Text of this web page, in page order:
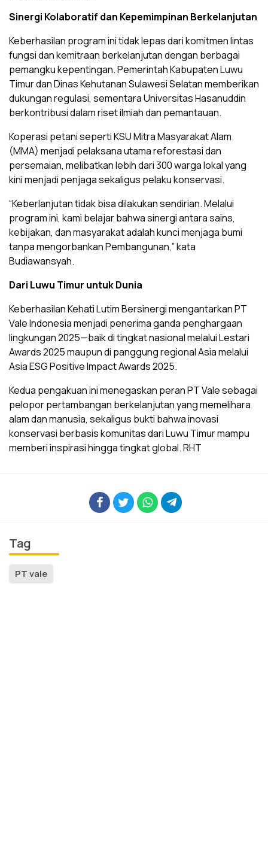
Sinergi Kolaboratif dan Kepemimpinan Berkelanjutan
Keberhasilan program ini tidak lepas dari komitmen lintas
fungsi dan kemitraan berkelanjutan dengan berbagai
pemangku kepentingan. Pemerintah Kabupaten Luwu
Timur dan Dinas Kehutanan Sulawesi Selatan memberikan
dukungan regulasi, sementara Universitas Hasanuddin
berkontribusi dalam riset ilmiah dan pemantauan.
Koperasi petani seperti KSU Mitra Masyarakat Alam
(MMA) menjadi pelaksana utama reforestasi dan
persemaian, melibatkan lebih dari 300 warga lokal yang
kini menjadi penjaga sekaligus pelaku konservasi.
“Keberlanjutan tidak bisa dilakukan sendirian. Melalui
program ini, kami belajar bahwa sinergi antara sains,
kebijakan, dan masyarakat adalah kunci menjaga bumi
tanpa mengorbankan Pembangunan,” kata
Budiawansyah.
Dari Luwu Timur untuk Dunia
Keberhasilan Kehati Lutim Bersinergi mengantarkan PT
Vale Indonesia menjadi penerima ganda penghargaan
lingkungan 2025—baik di tingkat nasional melalui Lestari
Awards 2025 maupun di panggung regional Asia melalui
Asia ESG Positive Impact Awards 2025.
Kedua pengakuan ini menegaskan peran PT Vale sebagai
pelopor pertambangan berkelanjutan yang memelihara
alam dan manusia, sekaligus bukti bahwa inovasi
konservasi berbasis komunitas dari Luwu Timur mampu
memberi inspirasi hingga tingkat global. RHT
Tag
PT vale